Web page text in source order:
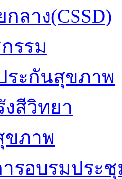
ลาง(CSSD)
รรม
ระกันสุขภาพ
สีวิทยา
ขภาพ
ารอบรมประ